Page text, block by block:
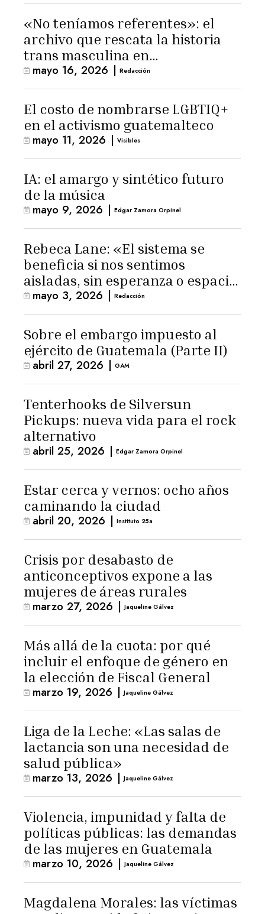
«No teníamos referentes»: el
archivo que rescata la historia
trans masculina en
Latinoamérica
mayo 16, 2026 | Redacción
El costo de nombrarse LGBTIQ+
en el activismo guatemalteco
mayo 11, 2026 | Visibles
IA: el amargo y sintético futuro
de la música
mayo 9, 2026 | Edgar Zamora Orpinel
Rebeca Lane: «El sistema se
beneficia si nos sentimos
aisladas, sin esperanza o espacio
para la ternura»
mayo 3, 2026 | Redacción
Sobre el embargo impuesto al
ejército de Guatemala (Parte II)
abril 27, 2026 | GAM
Tenterhooks de Silversun
Pickups: nueva vida para el rock
alternativo
abril 25, 2026 | Edgar Zamora Orpinel
Estar cerca y vernos: ocho años
caminando la ciudad
abril 20, 2026 | Instituto 25a
Crisis por desabasto de
anticonceptivos expone a las
mujeres de áreas rurales
marzo 27, 2026 | Jaqueline Gálvez
Más allá de la cuota: por qué
incluir el enfoque de género en
la elección de Fiscal General
marzo 19, 2026 | Jaqueline Gálvez
Liga de la Leche: «Las salas de
lactancia son una necesidad de
salud pública»
marzo 13, 2026 | Jaqueline Gálvez
Violencia, impunidad y falta de
políticas públicas: las demandas
de las mujeres en Guatemala
marzo 10, 2026 | Jaqueline Gálvez
Magdalena Morales: las víctimas